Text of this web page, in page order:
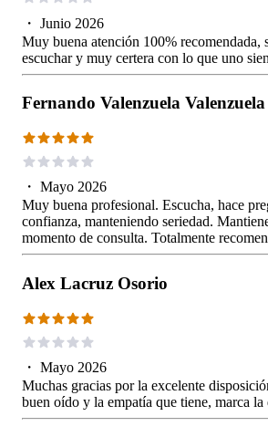
・ Junio 2026
Muy buena atención 100% recomendada,
escuchar y muy certera con lo que uno
Fernando Valenzuela Valenzuela
・ Mayo 2026
Muy buena profesional. Escucha, hace
confianza, manteniendo seriedad.
momento de consulta. Totalmente
Alex Lacruz Osorio
・ Mayo 2026
Muchas gracias por la excelente
buen oído y la empatía que tiene, marca la